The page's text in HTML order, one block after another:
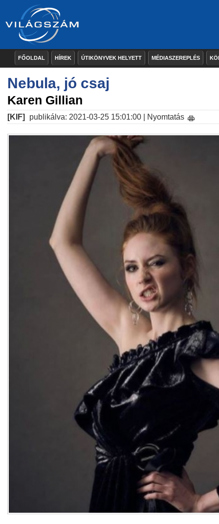
FŐOLDAL HÍREK ÚTIKÖNYVEK HELYETT MÉDIASZEREPLÉS
Nebula, jó csaj
Karen Gillian
[KIF] publikálva: 2021-03-25 15:01:00 | Nyomtatás